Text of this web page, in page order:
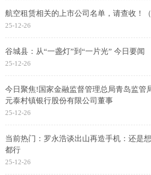
航空租赁相关的上市公司名单，请查收！
25-12-26
谷城县：从“一盏灯”到“一片光” 今日要闻
25-12-26
今日聚焦!国家金融监督管理总局青岛监管
元泰村镇银行股份有限公司董事
25-12-26
当前热门：罗永浩谈出山再造手机：还是
都行
25-12-26